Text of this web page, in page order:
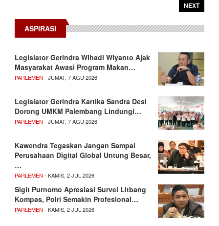
NEXT
ASPIRASI
Legislator Gerindra Wihadi Wiyanto Ajak
Masyarakat Awasi Program Makan…
PARLEMEN - JUMAT, 7 AGU 2026
Legislator Gerindra Kartika Sandra Desi
Dorong UMKM Palembang Lindungi…
PARLEMEN - JUMAT, 7 AGU 2026
Kawendra Tegaskan Jangan Sampai
Perusahaan Digital Global Untung Besar,
…
PARLEMEN - KAMIS, 2 JUL 2026
Sigit Purnomo Apresiasi Survei Litbang
Kompas, Polri Semakin Profesional…
PARLEMEN - KAMIS, 2 JUL 2026